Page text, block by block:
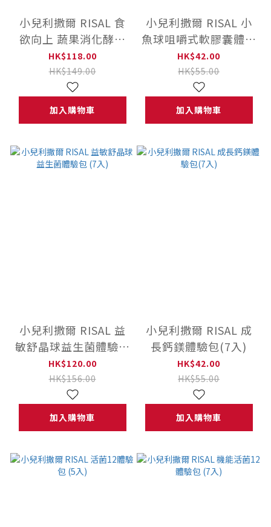
小兒利撒爾 RISAL 食
欲向上 蔬果消化酵素
體驗包 (10入)
HK$118.00
HK$149.00
加入購物車
小兒利撒爾 RISAL 小
魚球咀嚼式軟膠囊體驗
包 (10粒)
HK$42.00
HK$55.00
加入購物車
小兒利撒爾 RISAL 益
敏舒晶球益生菌體驗包
(7入)
HK$120.00
HK$156.00
加入購物車
小兒利撒爾 RISAL 成
長鈣鎂體驗包(7入)
HK$42.00
HK$55.00
加入購物車